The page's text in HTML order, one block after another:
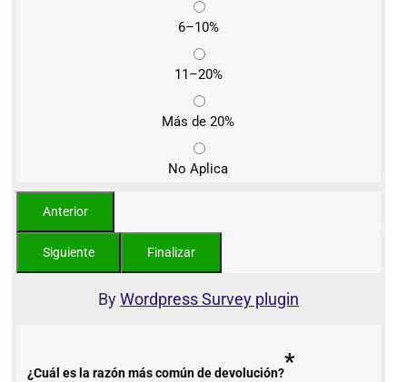
6–10%
11–20%
Más de 20%
No Aplica
ByWordpress Survey plugin
¿Cuál es la razón más común de devolución?*